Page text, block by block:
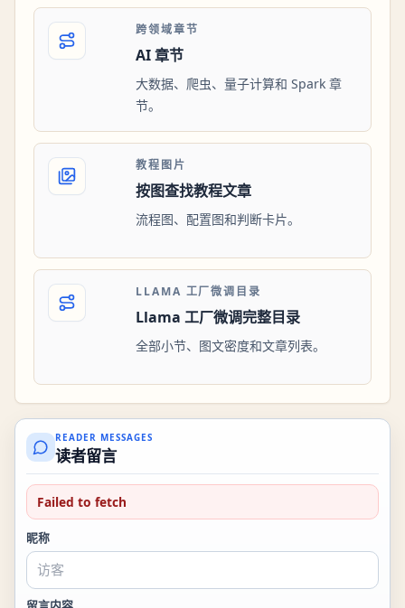
跨领域章节
AI 章节
大数据、爬虫、量子计算和 Spark 章
节。
教程图片
按图查找教程文章
流程图、配置图和判断卡片。
LLAMA 工厂微调目录
Llama 工厂微调完整目录
全部小节、图文密度和文章列表。
READER MESSAGES
读者留言
Failed to fetch
昵称